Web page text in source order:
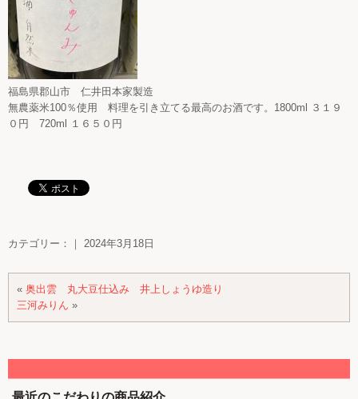
福島県郡山市 仁井田本家製造
無農薬米100％使用 料理を引き立てる最高のお酒です。1800ml ３１９
０円 720ml １６５０円
カテゴリー：｜ 2024年3月18日
« 奥出雲 丸大豆仕込み 井上しょうゆ造り
三河みりん »